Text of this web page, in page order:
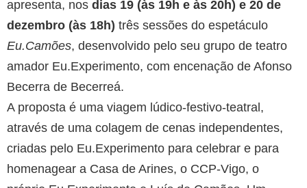
apresenta, nos dias 19 (às 19h e às 20h) e 20 de
dezembro (às 18h) três sessões do espetáculo
Eu.Camões, desenvolvido pelo seu grupo de teatro
amador Eu.Experimento, com encenação de Afonso
Becerra de Becerreá.
A proposta é uma viagem lúdico-festivo-teatral,
através de uma colagem de cenas independentes,
criadas pelo Eu.Experimento para celebrar e para
homenagear a Casa de Arines, o CCP-Vigo, o